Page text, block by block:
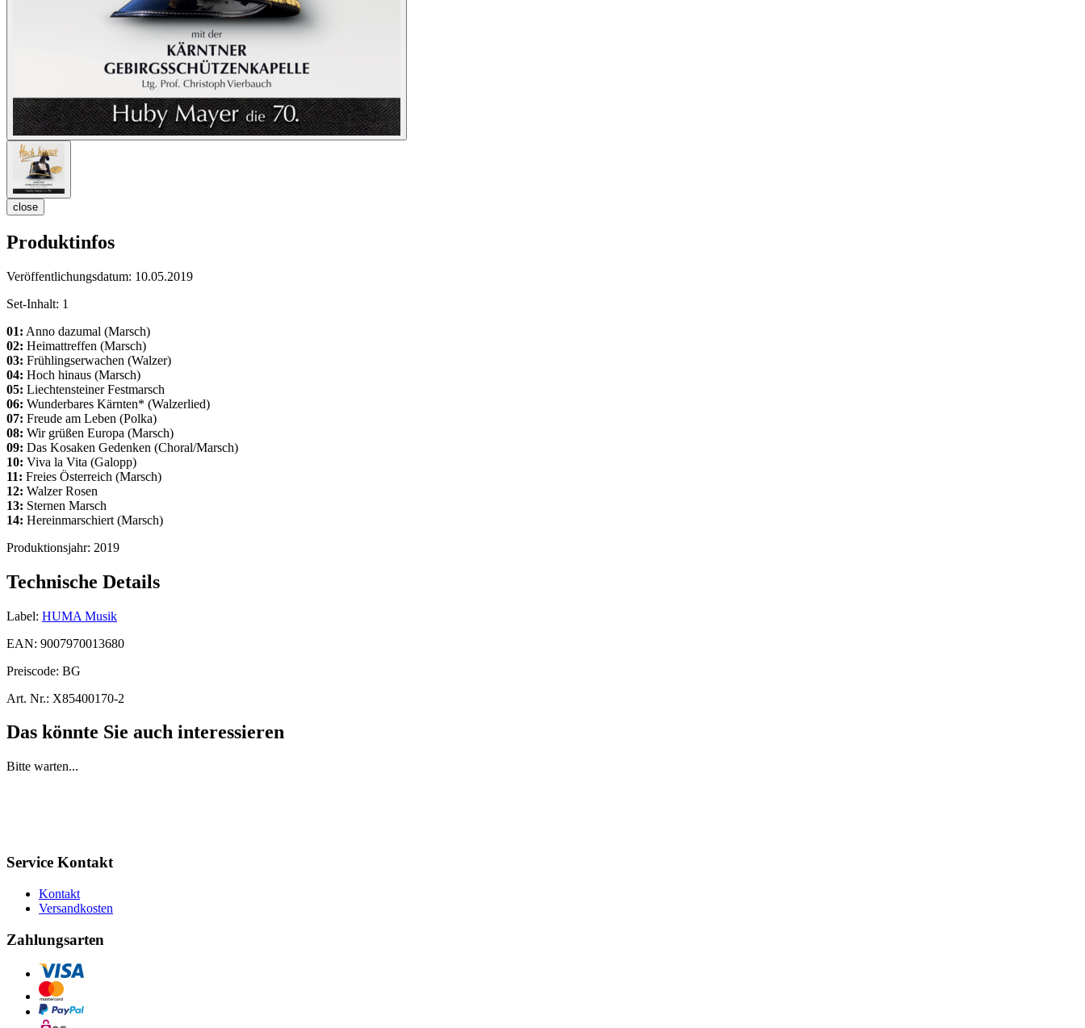
close
Produktinfos
Veröffentlichungsdatum: 10.05.2019
Set-Inhalt: 1
01: Anno dazumal (Marsch)
02: Heimattreffen (Marsch)
03: Frühlingserwachen (Walzer)
04: Hoch hinaus (Marsch)
05: Liechtensteiner Festmarsch
06: Wunderbares Kärnten* (Walzerlied)
07: Freude am Leben (Polka)
08: Wir grüßen Europa (Marsch)
09: Das Kosaken Gedenken (Choral/Marsch)
10: Viva la Vita (Galopp)
11: Freies Österreich (Marsch)
12: Walzer Rosen
13: Sternen Marsch
14: Hereinmarschiert (Marsch)
Produktionsjahr: 2019
Technische Details
Label: HUMA Musik
EAN: 9007970013680
Preiscode: BG
Art. Nr.: X85400170-2
Das könnte Sie auch interessieren
Bitte warten...
Service Kontakt
Kontakt
Versandkosten
Zahlungsarten